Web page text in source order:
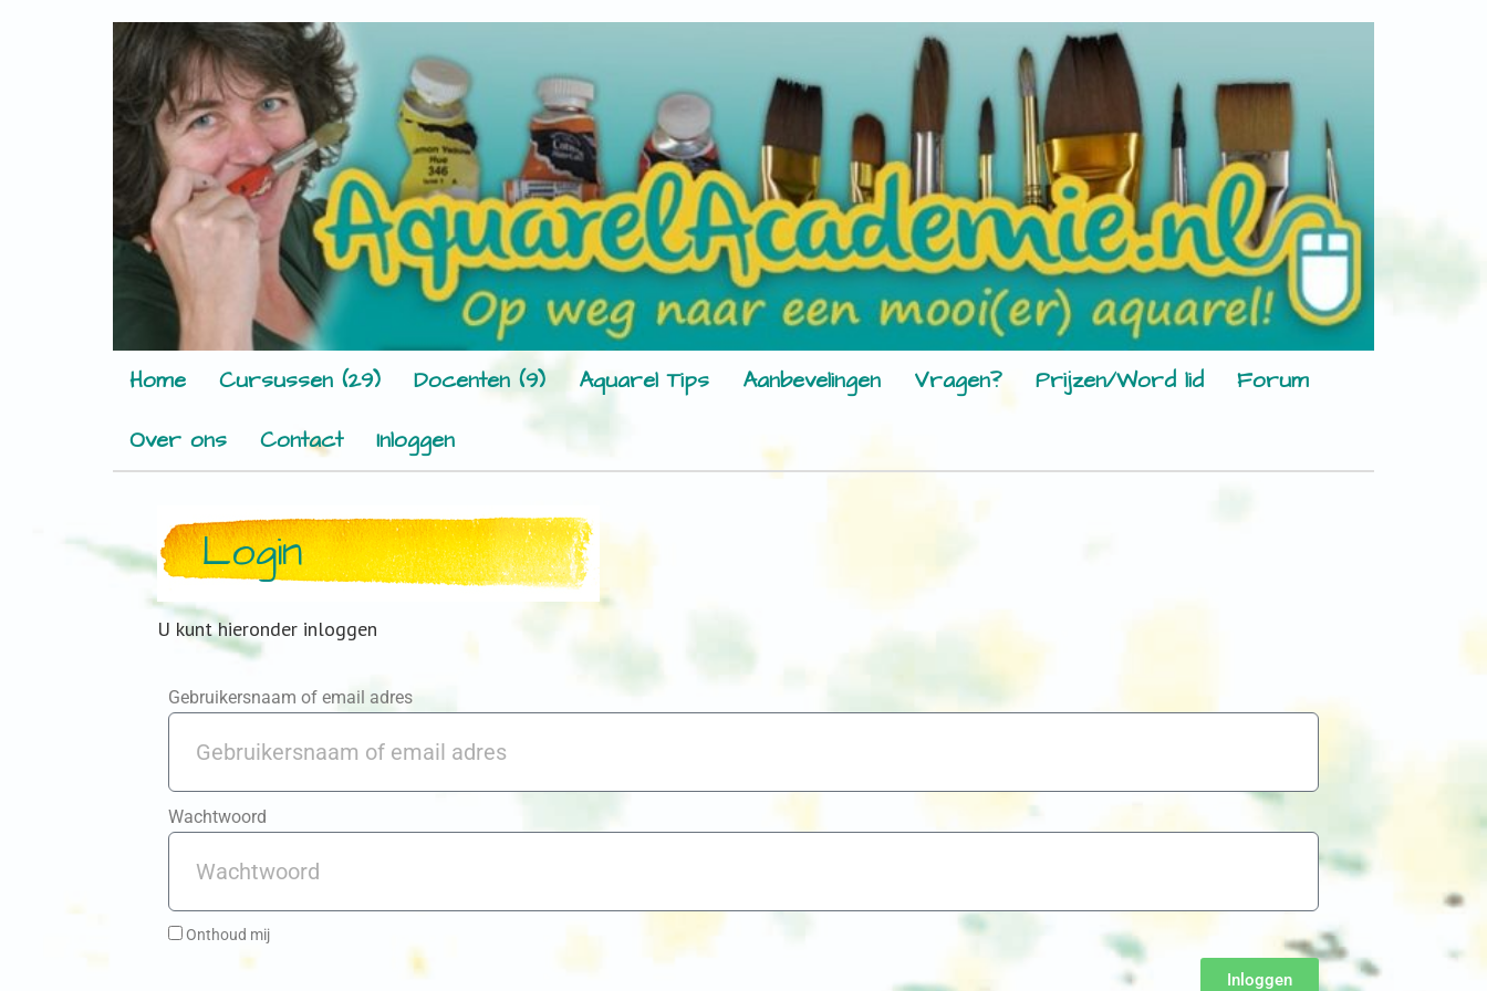
Home Cursussen (29) Docenten (9) Aquarel Tips Aanbevelingen Vragen? Prijzen/Word lid
Forum
Over ons
Contact Inloggen
Login
U kunt hieronder inloggen
Gebruikersnaam of email adres
Wachtwoord
Onthoud mij
Inloggen